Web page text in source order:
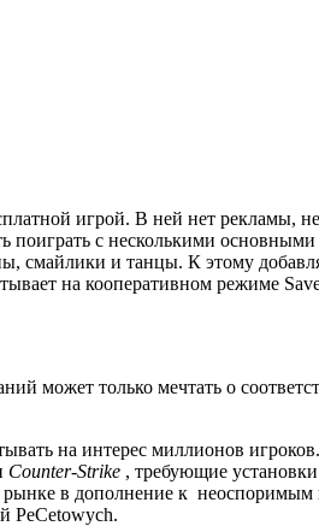
игрой. В ней нет рекламы,
поиграть с несколькими
смайлики и танцы. К этому
на кооперативном режиме
может только мечтать о
на интерес миллионов игроков.
Counter-Strike , требующие
рынке в дополнение к неоспоримым
PeCetowych.